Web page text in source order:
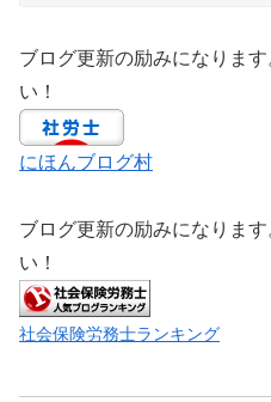
ブログ更新の励みになりま
い！
にほんブログ村
ブログ更新の励みになりま
い！
社会保険労務士ランキング